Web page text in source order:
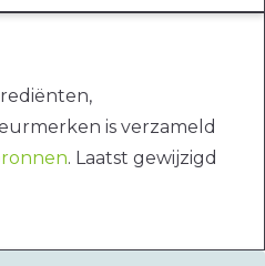
is verzameld
. Laatst gewijzigd